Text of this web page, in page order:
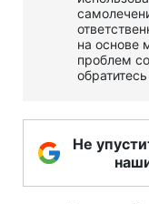
на основе
проблем
Не